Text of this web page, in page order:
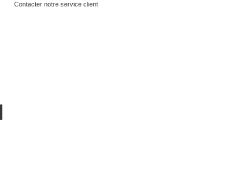
Contacter notre service client